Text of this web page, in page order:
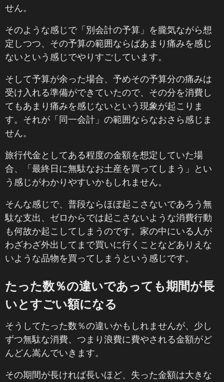
せん。
そのような感じで「別会計の予算」を朧気ながら想
定しつつ、その予算の範囲ならばあまり痛みを感じ
ないという感じでやりすごしています。
そして予算が余った場合、予めその予算分の痛みは
受け入れる準備ができていたので、その分を消費し
てもあまり痛みを感じないという現象が起こりま
す。それが「同一会計」の範囲ならなおさら感じま
せん。
旅行代金としてある程度の金額を想定していた場
合、「最終日に無駄なお土産を買ってしまう」とい
う感じがわかりやすいかもしれません。
そんな感じで、普段ならほぼ起こさないであろう無
駄な支出、ゼロからでは起こさないような消費行動
も何故か起こしてしまうのです。家の中にいる人が
わざわざ外出してまで買いに行くことなどありえな
いような品物を買ってしまうという感じです。
たった数％の違いであっても期間が長
いとすごい額になる
そうしてたった数％の違いかもしれませんが、少し
ずつ無駄な消費、つまり浪費に費やされる金額がど
んどん嵩んでいきます。
その期間が長ければ長いほど、失った金額は大きな